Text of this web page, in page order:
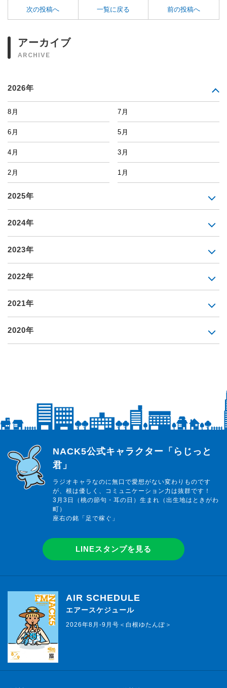
次の投稿へ 一覧に戻る 前の投稿へ
アーカイブ
ARCHIVE
2026年
8月 7月
6月 5月
4月 3月
2月 1月
2025年
2024年
2023年
2022年
2021年
2020年
らじっと君
NACK5公式キャラクター「らじっと
君」
ラジオキャラなのに無口で愛想がない変わりものです
が、根は優しく、コミュニケーション力は抜群です！
3月3日（桃の節句・耳の日）生まれ（出生地はときがわ
町）
座右の銘「足で稼ぐ」
LINEスタンプを見る
AIR SCHEDULE
エアースケジュール
2026年8月-9月号＜白根ゆたんぽ＞